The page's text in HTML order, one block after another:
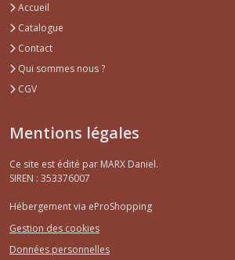
Accueil
Catalogue
Contact
Qui sommes nous ?
CGV
Mentions légales
Ce site est édité par MARX Daniel.
SIREN : 353376007
Hébergement via eProShopping
Gestion des cookies
Données personnelles